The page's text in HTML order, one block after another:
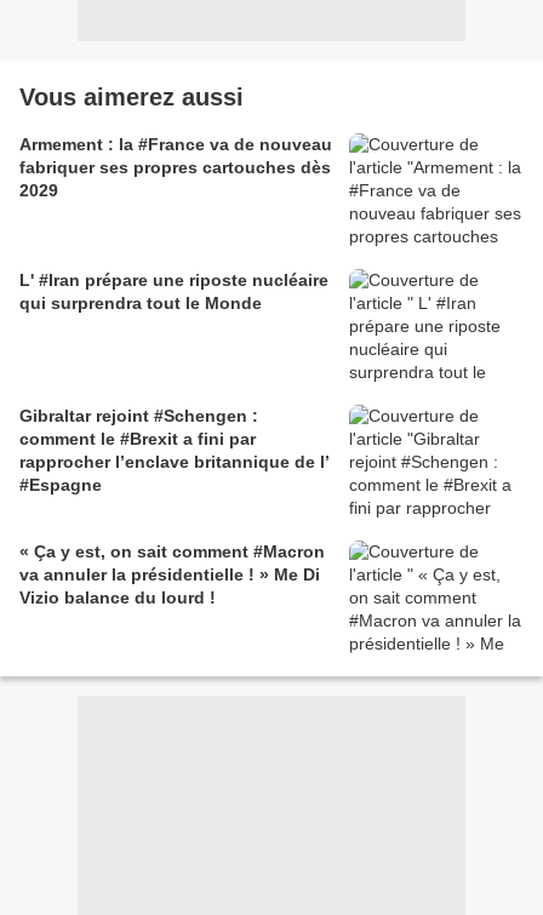
Vous aimerez aussi
Armement : la #France va de nouveau
fabriquer ses propres cartouches dès
2029
L' #Iran prépare une riposte nucléaire
qui surprendra tout le Monde
Gibraltar rejoint #Schengen :
comment le #Brexit a fini par
rapprocher l’enclave britannique de l’
#Espagne
« Ça y est, on sait comment #Macron
va annuler la présidentielle ! » Me Di
Vizio balance du lourd !